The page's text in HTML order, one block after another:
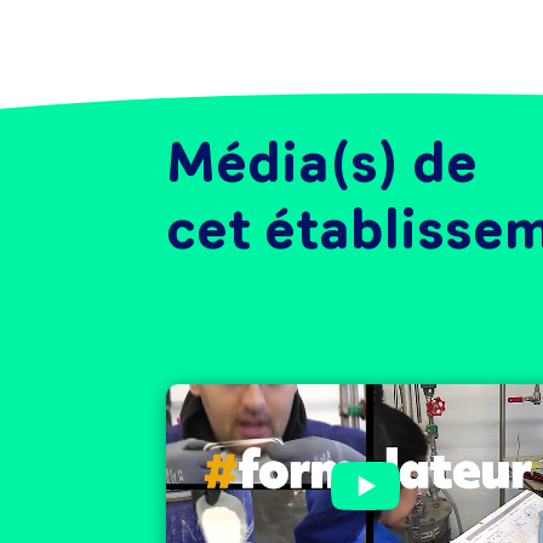
Média(s) de
cet
INTERFORA IFAIP vous
des Formations en alternance